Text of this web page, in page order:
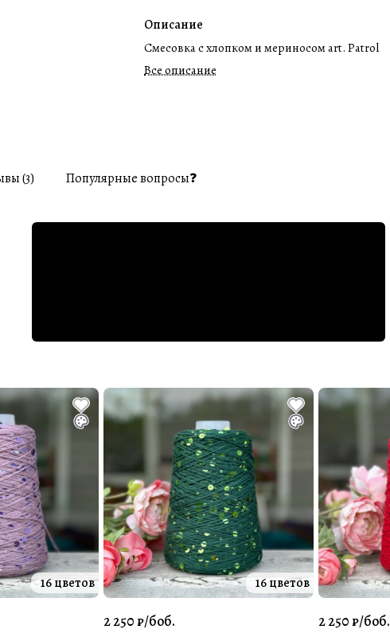
Описание
Cмесовка с хлопком и мериносом art. Patrol
Все описание
(3) Популярные вопросы❓
16 цветов 16 цветов
2 250 ₽/боб. 2 250 ₽/боб.